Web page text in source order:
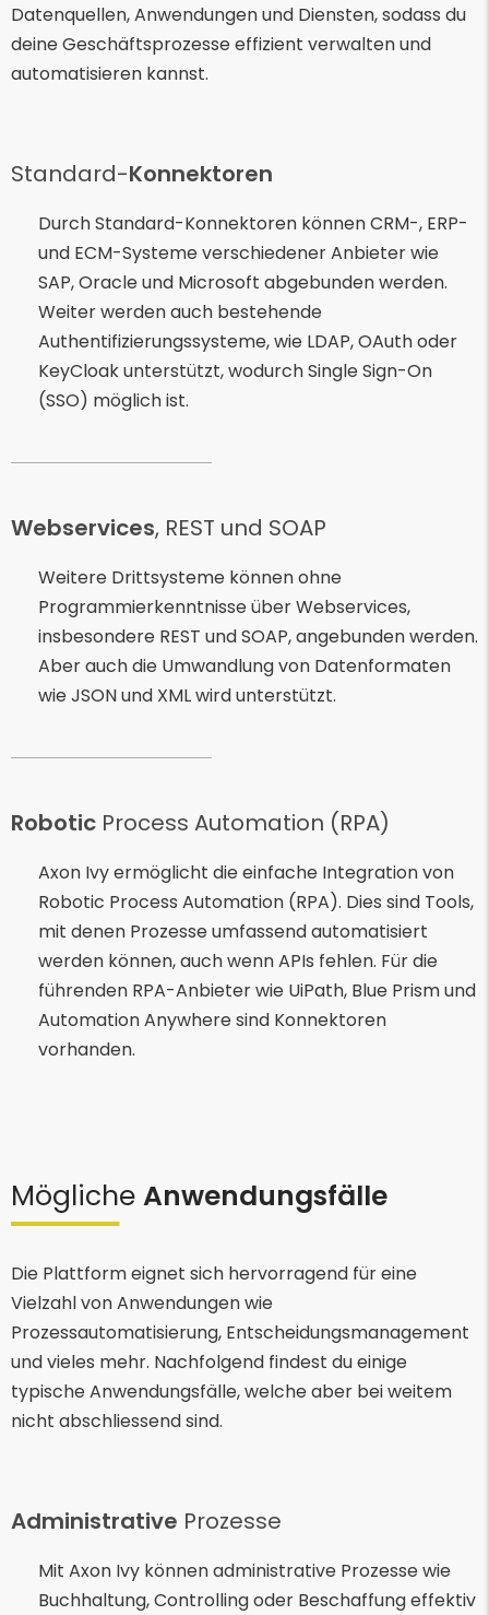
Datenquellen, Anwendungen und Diensten, sodass du
deine Geschäftsprozesse effizient verwalten und
automatisieren kannst.
Standard-Konnektoren
Durch Standard-Konnektoren können CRM-, ERP-
und ECM-Systeme verschiedener Anbieter wie
SAP, Oracle und Microsoft abgebunden werden.
Weiter werden auch bestehende
Authentifizierungssysteme, wie LDAP, OAuth oder
KeyCloak unterstützt, wodurch Single Sign-On
(SSO) möglich ist.
Webservices, REST und SOAP
Weitere Drittsysteme können ohne
Programmierkenntnisse über Webservices,
insbesondere REST und SOAP, angebunden werden.
Aber auch die Umwandlung von Datenformaten
wie JSON und XML wird unterstützt.
Robotic Process Automation (RPA)
Axon Ivy ermöglicht die einfache Integration von
Robotic Process Automation (RPA). Dies sind Tools,
mit denen Prozesse umfassend automatisiert
werden können, auch wenn APIs fehlen. Für die
führenden RPA-Anbieter wie UiPath, Blue Prism und
Automation Anywhere sind Konnektoren
vorhanden.
Mögliche Anwendungsfälle
Die Plattform eignet sich hervorragend für eine
Vielzahl von Anwendungen wie
Prozessautomatisierung, Entscheidungsmanagement
und vieles mehr. Nachfolgend findest du einige
typische Anwendungsfälle, welche aber bei weitem
nicht abschliessend sind.
Administrative Prozesse
Mit Axon Ivy können administrative Prozesse wie
Buchhaltung, Controlling oder Beschaffung effektiv